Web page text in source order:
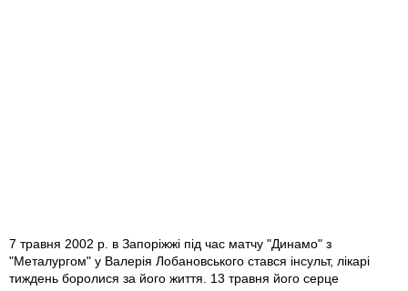
7 травня 2002 р. в Запоріжжі під час матчу "Динамо" з
"Металургом" у Валерія Лобановського стався інсульт, лікарі
тиждень боролися за його життя. 13 травня його серце